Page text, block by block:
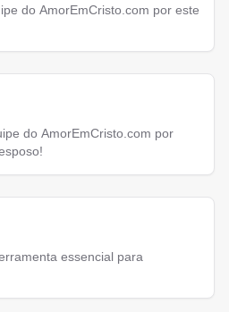
do AmorEmCristo.com por este
do AmorEmCristo.com por
essencial para